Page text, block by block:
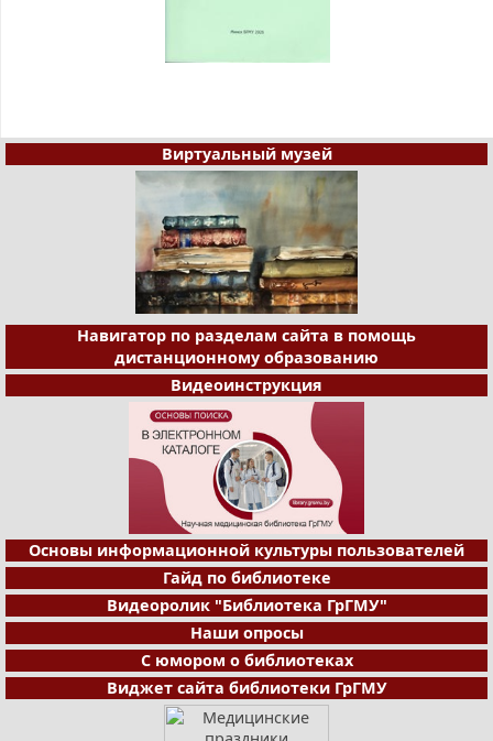
Виртуальный музей
Навигатор по разделам сайта в помощь
дистанционному образованию
Видеоинструкция
Основы информационной культуры пользователей
Гайд по библиотеке
Видеоролик "Библиотека ГрГМУ"
Наши опросы
С юмором о библиотеках
Виджет сайта библиотеки ГрГМУ